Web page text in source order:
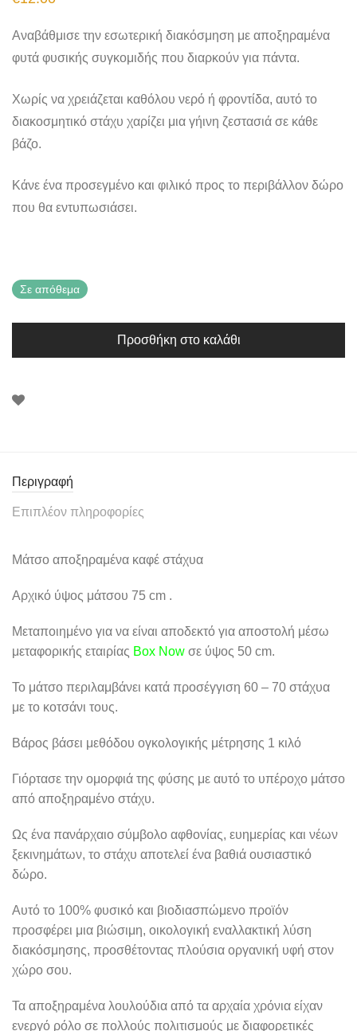
Αναβάθμισε την εσωτερική διακόσμηση με αποξηραμένα
φυτά φυσικής συγκομιδής που διαρκούν για πάντα.
Χωρίς να χρειάζεται καθόλου νερό ή φροντίδα, αυτό το
διακοσμητικό στάχυ χαρίζει μια γήινη ζεστασιά σε κάθε
βάζο.
Κάνε ένα προσεγμένο και φιλικό προς το περιβάλλον δώρο
που θα εντυπωσιάσει.
Σε απόθεμα
Προσθήκη στο καλάθι
Περιγραφή
Επιπλέον πληροφορίες
Μάτσο αποξηραμένα καφέ στάχυα
Αρχικό ύψος μάτσου 75 cm .
Μεταποιημένο για να είναι αποδεκτό για αποστολή μέσω
μεταφορικής εταιρίας Box Now σε ύψος 50 cm.
Το μάτσο περιλαμβάνει κατά προσέγγιση 60 – 70 στάχυα
με το κοτσάνι τους.
Βάρος βάσει μεθόδου ογκολογικής μέτρησης 1 κιλό
Γιόρτασε την ομορφιά της φύσης με αυτό το υπέροχο μάτσο
από αποξηραμένο στάχυ.
Ως ένα πανάρχαιο σύμβολο αφθονίας, ευημερίας και νέων
ξεκινημάτων, το στάχυ αποτελεί ένα βαθιά ουσιαστικό
δώρο.
Αυτό το 100% φυσικό και βιοδιασπώμενο προϊόν
προσφέρει μια βιώσιμη, οικολογική εναλλακτική λύση
διακόσμησης, προσθέτοντας πλούσια οργανική υφή στον
χώρο σου.
Τα αποξηραμένα λουλούδια από τα αρχαία χρόνια είχαν
ενεργό ρόλο σε πολλούς πολιτισμούς με διαφορετικές